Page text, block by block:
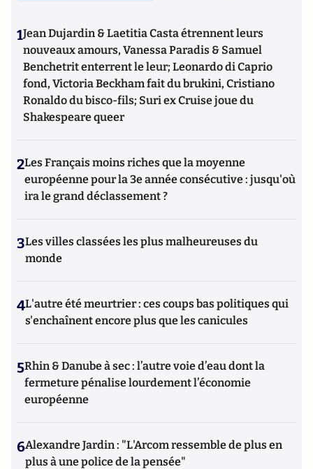
1Jean Dujardin & Laetitia Casta étrennent leurs
nouveaux amours, Vanessa Paradis & Samuel
Benchetrit enterrent le leur; Leonardo di Caprio
fond, Victoria Beckham fait du brukini, Cristiano
Ronaldo du bisco-fils; Suri ex Cruise joue du
Shakespeare queer
2Les Français moins riches que la moyenne
européenne pour la 3e année consécutive : jusqu'où
ira le grand déclassement ?
3Les villes classées les plus malheureuses du
monde
4L'autre été meurtrier : ces coups bas politiques qui
s'enchaînent encore plus que les canicules
5Rhin & Danube à sec : l’autre voie d’eau dont la
fermeture pénalise lourdement l’économie
européenne
6Alexandre Jardin : "L'Arcom ressemble de plus en
plus à une police de la pensée"